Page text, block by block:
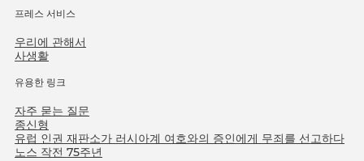
프레스 서비스
우리에 관해서
사생활
유용한 링크
자주 묻는 질문
종신형
유럽 인권 재판소가 러시아계 여호와의 증인에게 무죄를 선고하다
노스 작전 75주년